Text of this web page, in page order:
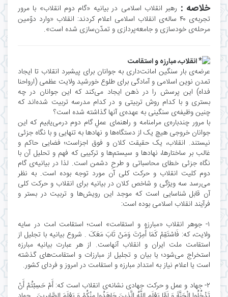
خلاصه : رهبر انقلاب اسلامی در بیانیه‌ «گام دوم انقلاب» با مرور
تجربه‌ی ۴۰ ساله‌ی انقلاب اسلامی اعلام کردند: انقلاب «وارد دوّمین
مرحله‌ی خودسازی و جامعه‌پردازی و تمدّن‌سازی شده ‌است».
انقلاب، مبارزه و استقامت
عرضه‌ی بار سنگین امانت‌داری به جوانان برای پیشبرد انقلاب تا ایجاد
تمدن نوین اسلامی و آمادگی برای طلوع خورشید ولایت عظمی (ارواحنا
فداه) این پرسش را در ذهن ایجاد می‌کند که این جوانان در چه
بستری و با کدام روش تربیتی و در کدام مدرسه تربیت شده‌اند که
چنین وظیفه‌ی سنگینی به عهده‌ی آنها گذاشته شده است؟
با مرور چندباره‌ی مرامنامه و راهنمای عملِ گام دوم درمی‌یابیم که این
جوانان خروجی هیچ یک از دستگاه‌ها و نهادها به تنهایی و با نگاه جزئی
نیستند. انقلاب، یک حقیقت کلان و فوق اجزاست؛ فضایی حاکم و
غالب بر ساختارها، نهادها و سیستم‌ها و ترکیبی که فهم و تحلیل آن با
نگاه جزئی خطای محاسباتی و طرحِ دشمن است. لذا در بیانیه‌ی گام
دوم کلیت انقلاب و حرکت کلی آن مورد توجه بوده است. به نظر
می‌رسد سه ویژگی و شاخص کلان در بیانیه برای انقلاب و حرکت کلی
آن قابل شناسایی است که موجد این رویش‌ها و تربیت در بستر و
فرآیند انقلاب اسلامی بوده است:
۱- جوهر انقلاب «مبارزه و استقامت» است؛ استقامت امت در سایه
ولایت، که: فَاسْتَقِمْ کَمَا أُمِرْتَ وَمَنْ تَابَ مَعَکَ . شروع بیانیه با تجلیل از
استقامت ملت ایران و انقلاب آنهاست. از هر عبارت بیانیه مبارزه
استخراج می‌شود؛ یا بیان و تجلیل از مبارزات و استقامت‌های گذشته
است یا اعلام نیاز به امتدادِ مبارزه و استقامت در امروز و فردای کشور.
۲- جهاد و عمل و حرکت جهادی نشانه‌ی انقلاب است که: أَمْ حَسِبْتُمْ أَنْ